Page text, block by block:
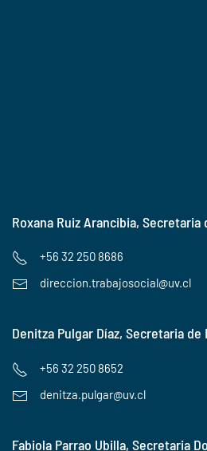
Roxana Ruiz Arancibia, Secretaria
+56 32 250 8686
direccion.trabajosocial@uv.cl
Denitza Pulgar Díaz, Secretaria de
+56 32 250 8652
denitza.pulgar@uv.cl
Fabiola Parrao Ubilla, Secretaria